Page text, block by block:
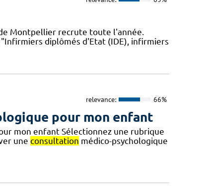
Montpellier recrute toute l'année.
diplômés d'Etat (IDE), infirmiers
relevance: 66%
pour mon enfant
mon enfant Sélectionnez une rubrique
une consultation médico-psychologique